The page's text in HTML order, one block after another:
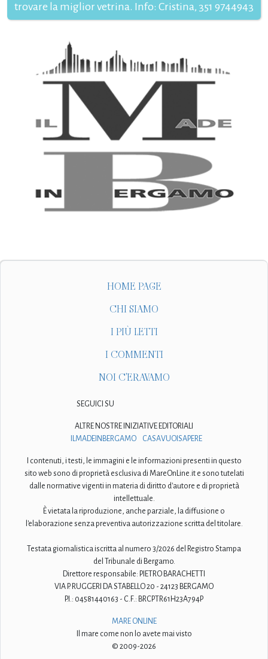
trovare la miglior vetrina. Info: Cristina, 351 9744943
HOME PAGE
CHI SIAMO
I PIÙ LETTI
I COMMENTI
NOI C'ERAVAMO
SEGUICI SU
ALTRE NOSTRE INIZIATIVE EDITORIALI
ILMADEINBERGAMO
CASAVUOISAPERE
I contenuti, i testi, le immagini e le informazioni presenti in questo
sito web sono di proprietà esclusiva di MareOnLine.it e sono tutelati
dalle normative vigenti in materia di diritto d'autore e di proprietà
intellettuale.
È vietata la riproduzione, anche parziale, la diffusione o
l'elaborazione senza preventiva autorizzazione scritta del titolare.
Testata giornalistica iscritta al numero 3/2026 del Registro Stampa
del Tribunale di Bergamo.
Direttore responsabile: PIETRO BARACHETTI
VIA P. RUGGERI DA STABELLO 20 - 24123 BERGAMO
P.I.: 04581440163 - C.F.: BRCPTR61H23A794P
MARE ONLINE
Il mare come non lo avete mai visto
© 2009-2026